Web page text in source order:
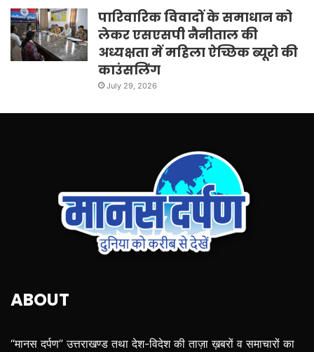
पारिवारिक विवादों के समाधान को
लेकर एसएसपी नैनीताल की
अध्यक्षता में महिला ऐच्छिक ब्यूरो की
काउंसलिंग
July 29, 2026
ABOUT
“मानस दर्पण” उत्तराखण्ड तथा देश-विदेश की ताज़ा ख़बरों व समाचारों का